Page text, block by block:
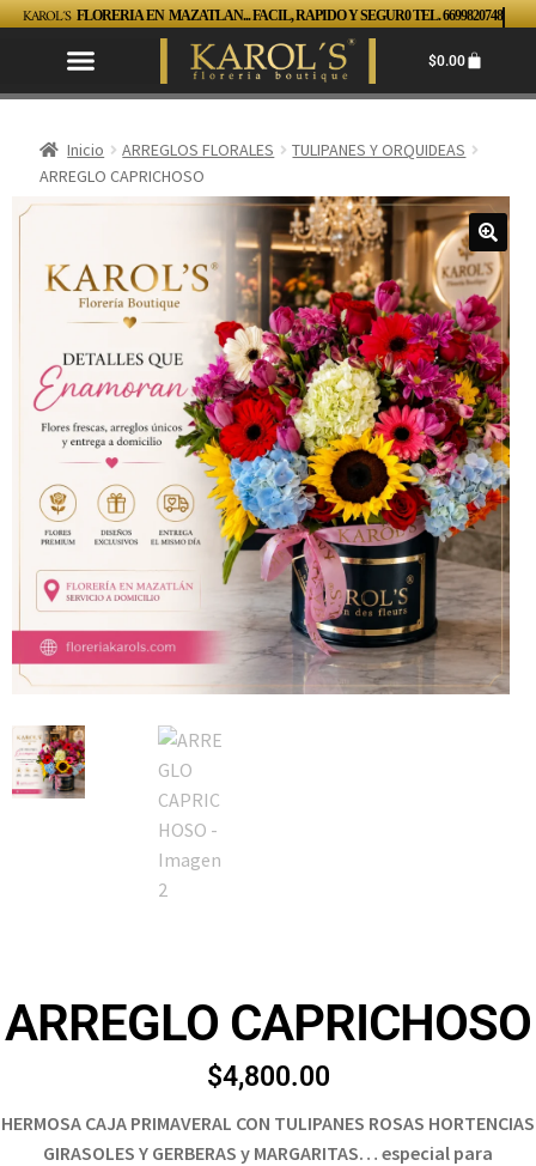
KAROL´S FLORERIA EN MAZATLAN... FACIL, RAPIDO Y SEGUR0 TEL. 6699820748
$0.00
Inicio ARREGLOS FLORALES
TULIPANES Y ORQUIDEAS
ARREGLO CAPRICHOSO
ARREGLO CAPRICHOSO
$4,800.00
HERMOSA CAJA PRIMAVERAL CON TULIPANES ROSAS HORTENCIAS
GIRASOLES Y GERBERAS y MARGARITAS… especial para